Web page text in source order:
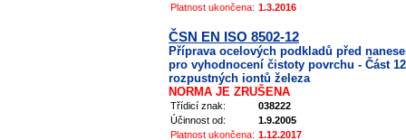
Platnost ukončena: 1.3.2016
ČSN EN ISO 8502-12
Příprava ocelových podkladů před
pro vyhodnocení čistoty povrchu - Část
rozpustných iontů železa
NORMA JE ZRUŠENA
Třídicí znak:
038222
Účinnost od:
1.9.2005
Platnost ukončena: 1.12.2017